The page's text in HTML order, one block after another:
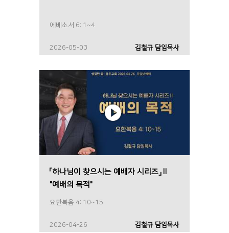
에베소서 6: 1~4
2026-05-03 김철규 담임목사
「하나님이 찾으시는 예배자 시리즈」Ⅱ
"예배의 목적"
요한복음 4: 10~15
2026-04-26 김철규 담임목사